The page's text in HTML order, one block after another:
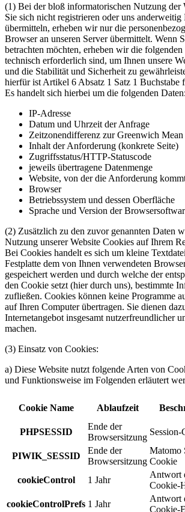
(1) Bei der bloß informatorischen Nutzung der
Sie sich nicht registrieren oder uns anderweitig
übermitteln, erheben wir nur die
Browser an unseren Server übermittelt. Wenn
betrachten möchten, erheben wir die
technisch erforderlich sind, um Ihnen unsere
und die Stabilität und Sicherheit zu
hierfür ist Artikel 6 Absatz 1 Satz 1 Buchstabe
Es handelt sich hierbei um die folgenden Daten:
IP-Adresse
Datum und Uhrzeit der Anfrage
Zeitzonendifferenz zur Greenwich
Inhalt der Anforderung (konkrete Seite)
Zugriffsstatus/HTTP-Statuscode
jeweils übertragene Datenmenge
Website, von der die Anforderung
Browser
Betriebssystem und dessen Oberfläche
Sprache und Version der
(2) Zusätzlich zu den zuvor genannten Daten
Nutzung unserer Website Cookies auf Ihrem
Bei Cookies handelt es sich um kleine
Festplatte dem von Ihnen verwendeten
gespeichert werden und durch welche der
den Cookie setzt (hier durch uns), bestimmte
zufließen. Cookies können keine Programme
auf Ihren Computer übertragen. Sie dienen
Internetangebot insgesamt nutzerfreundlicher
machen.
(3) Einsatz von Cookies:
a) Diese Website nutzt folgende Arten von
und Funktionsweise im Folgenden erläutert
Cookie Name Ablaufzeit
PHPSESSID
Ende der
Browsersitzung
Session-
PIWIK_SESSID
Ende der
Browsersitzung
Matomo
Cookie
cookieControl 1 Jahr
Antwort
Cookie-
cookieControlPrefs 1 Jahr
Antwort
Cookie-